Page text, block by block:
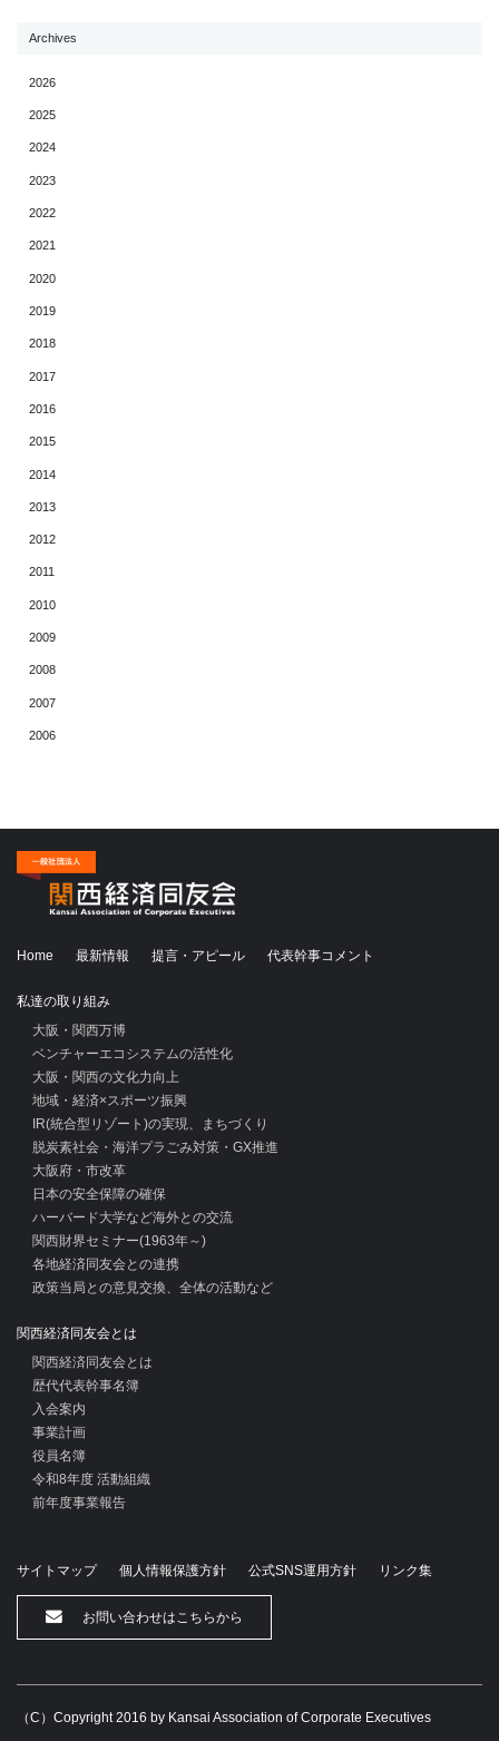
Archives
2026
2025
2024
2023
2022
2021
2020
2019
2018
2017
2016
2015
2014
2013
2012
2011
2010
2009
2008
2007
2006
Home 最新情報 提言・アピール 代表幹事コメント
私達の取り組み
大阪・関西万博
ベンチャーエコシステムの活性化
大阪・関西の文化力向上
地域・経済×スポーツ振興
IR(統合型リゾート)の実現、まちづくり
脱炭素社会・海洋プラごみ対策・GX推進
大阪府・市改革
日本の安全保障の確保
ハーバード大学など海外との交流
関西財界セミナー(1963年～)
各地経済同友会との連携
政策当局との意見交換、全体の活動など
関西経済同友会とは
関西経済同友会とは
歴代代表幹事名簿
入会案内
事業計画
役員名簿
令和8年度 活動組織
前年度事業報告
サイトマップ 個人情報保護方針 公式SNS運用方針 リンク集
お問い合わせはこちらから
（C）Copyright 2016 by Kansai Association of Corporate Executives